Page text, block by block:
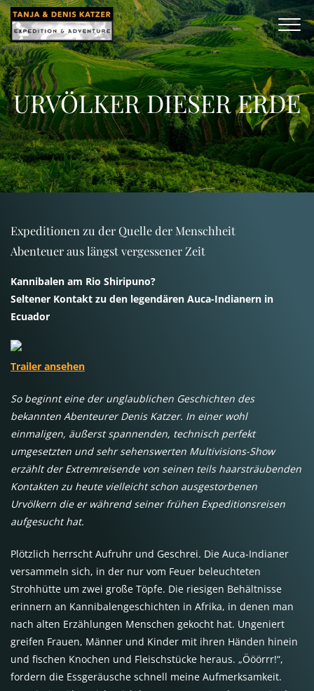
URVÖLKER DIESER ERDE
Expeditionen zu der Quelle der Menschheit
Abenteuer aus längst vergessener Zeit
Kannibalen am Rio Shiripuno?
Seltener Kontakt zu den legendären Auca-Indianern in
Ecuador
Trailer ansehen
So beginnt eine der unglaublichen Geschichten des
bekannten Abenteurer Denis Katzer. In einer wohl
einmaligen, äußerst spannenden, technisch perfekt
umgesetzten und sehr sehenswerten Multivisions-Show
erzählt der Extremreisende von seinen teils haarsträubenden
Kontakten zu heute vielleicht schon ausgestorbenen
Urvölkern die er während seiner frühen Expeditionsreisen
aufgesucht hat.
Plötzlich herrscht Aufruhr und Geschrei. Die Auca-Indianer
versammeln sich, in der nur vom Feuer beleuchteten
Strohhütte um zwei große Töpfe. Die riesigen Behältnisse
erinnern an Kannibalengeschichten in Afrika, in denen man
nach alten Erzählungen Menschen gekocht hat. Ungeniert
greifen Frauen, Männer und Kinder mit ihren Händen hinein
und fischen Knochen und Fleischstücke heraus. „Ööörrr!“,
fordern die Essgeräusche schnell meine Aufmerksamkeit.